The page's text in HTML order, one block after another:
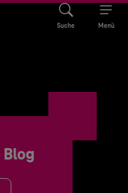
Suche Menü